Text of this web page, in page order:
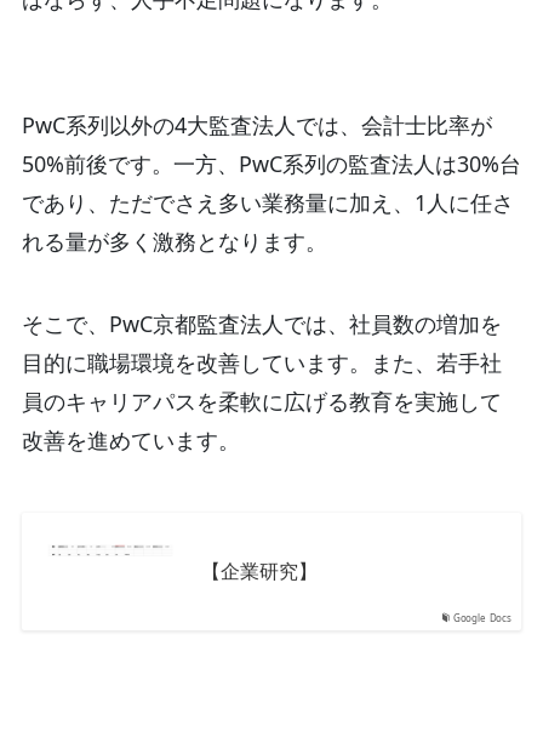
PwC系列以外の4大監査法人では、会計士比率が
50%前後です。一方、PwC系列の監査法人は30%台
であり、ただでさえ多い業務量に加え、1人に任さ
れる量が多く激務となります。
そこで、PwC京都監査法人では、社員数の増加を
目的に職場環境を改善しています。また、若手社
員のキャリアパスを柔軟に広げる教育を実施して
改善を進めています。
Google Docs
【企業研究】